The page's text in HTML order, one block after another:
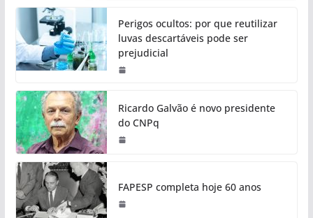
Perigos ocultos: por que reutilizar
luvas descartáveis pode ser
prejudicial
Ricardo Galvão é novo presidente
do CNPq
FAPESP completa hoje 60 anos